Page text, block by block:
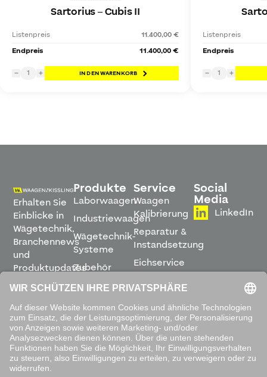
Sartorius–Cubis II
Listenpreis
11.400,00 €
Endpreis
11.400,00 €
− 1 + IN DEN WARENKORB
Listenpreis
Endpreis
− 1 +
Erhalten Sie
Einblicke in
Wägetechnik,
Branchennews
und
Produktupdates
direkt in
Ihren
Posteingang.
ABONNIEREN
Produkte
Laborwaagen
Industriewaagen
Wägetechnik-
Systeme
Zubehör
Software
Service
Waagen
Kalibrierung
Reparatur &
Instandsetzung
Eichservice
Montage &
Inbetriebnahme
Leihwaagen
&
Mietservice
Social
Media
LinkedIn